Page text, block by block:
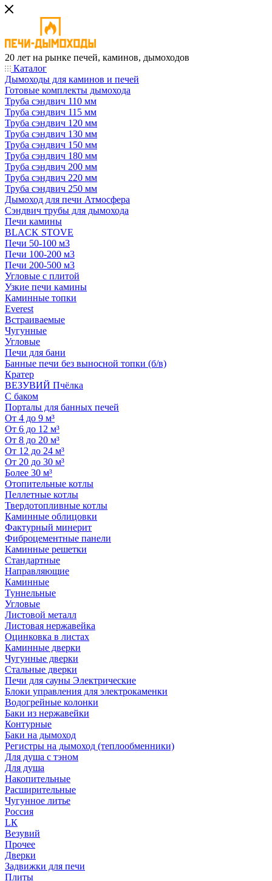
20 лет на рынке печей, каминов, дымоходов
Каталог
Дымоходы для каминов и печей
Готовые комплекты дымохода
Труба сэндвич 110 мм
Труба сэндвич 115 мм
Труба сэндвич 120 мм
Труба сэндвич 130 мм
Труба сэндвич 150 мм
Труба сэндвич 180 мм
Труба сэндвич 200 мм
Труба сэндвич 220 мм
Труба сэндвич 250 мм
Дымоход для печи Атмосфера
Сэндвич трубы для дымохода
Печи камины
BLACK STOVE
Печи 50-100 м3
Печи 100-200 м3
Печи 200-500 м3
Угловые с плитой
Узкие печи камины
Каминные топки
Everest
Встраиваемые
Чугунные
Угловые
Печи для бани
Банные печи без выносной топки (б/в)
Кратер
ВЕЗУВИЙ Пчёлка
С баком
Порталы для банных печей
От 4 до 9 м³
От 6 до 12 м³
От 8 до 20 м³
От 12 до 24 м³
От 20 до 30 м³
Более 30 м³
Отопительные котлы
Пеллетные котлы
Твердотопливные котлы
Каминные облицовки
Фактурный минерит
Фиброцементные панели
Каминные решетки
Стандартные
Направляющие
Каминные
Туннельные
Угловые
Листовой металл
Листовая нержавейка
Оцинковка в листах
Каминные дверки
Чугунные дверки
Стальные дверки
Печи для сауны Электрические
Блоки управления для электрокаменки
Водогрейные колонки
Баки из нержавейки
Контурные
Баки на дымоход
Регистры на дымоход (теплообменники)
Для душа с тэном
Для душа
Накопительные
Расширительные
Чугунное литье
Россия
LК
Везувий
Прочее
Дверки
Задвижки для печи
Плиты